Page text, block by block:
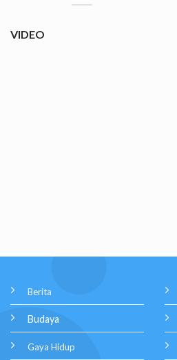
VIDEO
Berita
Budaya
Gaya Hidup